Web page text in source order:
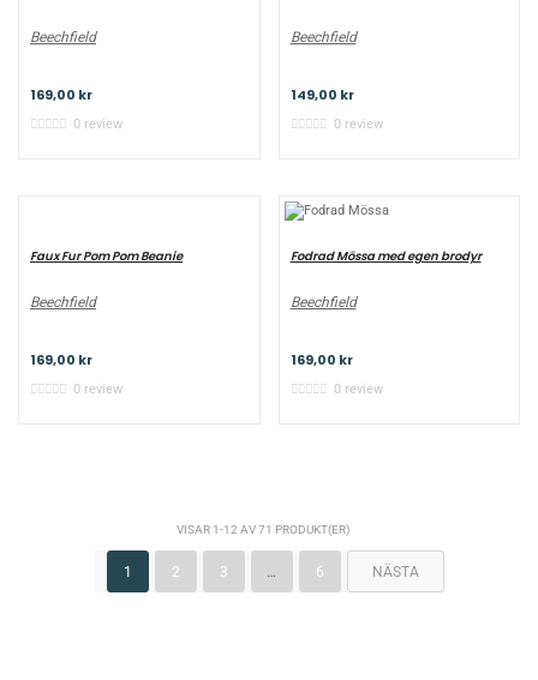
Beechfield
169,00 kr
0 review
Beechfield
149,00 kr
0 review
Faux Fur Pom Pom Beanie
Beechfield
169,00 kr
0 review
Fodrad Mössa med egen brodyr
Beechfield
169,00 kr
0 review
VISAR 1-12 AV 71 PRODUKT(ER)
1 2 3 6 NÄSTA